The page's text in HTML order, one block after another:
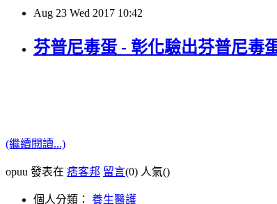
Aug 23 Wed 2017 10:42
芬普尼毒蛋 - 彰化驗出芬普尼毒
(繼續閱讀...)
opuu 發表在 痞客邦 留言(0) 人氣()
個人分類： 養生醫護